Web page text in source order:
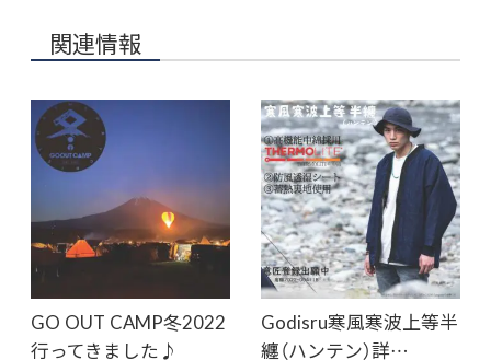
関連情報
GO OUT CAMP冬2022
行ってきました♪
Godisru寒風寒波上等半
纏（ハンテン）詳…